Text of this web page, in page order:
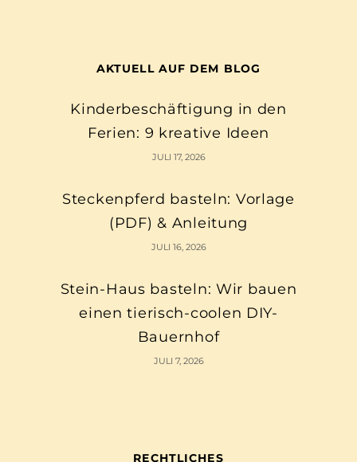
AKTUELL AUF DEM BLOG
Kinderbeschäftigung in den
Ferien: 9 kreative Ideen
JULI 17, 2026
Steckenpferd basteln: Vorlage
(PDF) & Anleitung
JULI 16, 2026
Stein-Haus basteln: Wir bauen
einen tierisch-coolen DIY-
Bauernhof
JULI 7, 2026
RECHTLICHES